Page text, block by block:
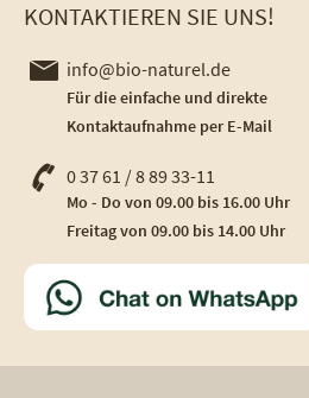
KONTAKTIEREN SIE UNS!
info@bio-naturel.de
Für die einfache und direkte
Kontaktaufnahme per E-Mail
0 37 61 / 8 89 33-11
Mo - Do von 09.00 bis 16.00 Uhr
Freitag von 09.00 bis 14.00 Uhr